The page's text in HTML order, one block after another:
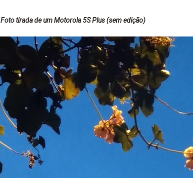
Foto tirada de um Motorola 5S Plus (sem edição)